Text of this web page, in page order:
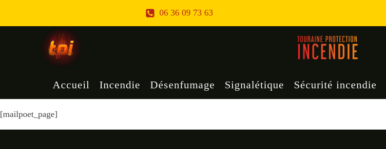
06 36 09 73 63
Accueil Incendie Désenfumage Signalétique Sécurité incendie
[mailpoet_page]